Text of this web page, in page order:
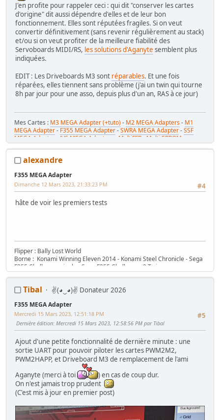
J'en profite pour rappeler ceci : qui dit "conserver les cartes
d'origine" dit aussi dépendre d'elles et de leur bon
fonctionnement. Elles sont réputées fragiles. Si on veut
convertir définitivement (sans revenir régulièrement au stack)
et/ou si on veut profiter de la meilleure fiabilité des
Servoboards MIDI/RS, les solutions d'Aganyte semblent plus
indiquées.
EDIT : Les Driveboards M3 sont réparables. Et une fois
réparées, elles tiennent sans problème (j'ai un twin qui tourne
8h par jour pour une asso, depuis plus d'un an, RAS à ce jour)
Mes Cartes : M3 MEGA Adapter (+tuto) - M2 MEGA Adapters- M1
MEGA Adapter- F355 MEGA Adapter-SWRA MEGA Adapter-SSF
MEGA Adapter
JVS MEGA Adapters
MultiFFB : Multi EPROM pour
Driveboard SEGA-M2toM3-Coin Tower Mini-VR Button Panel
RaceCab Multi sur Initial D
Mes WIP :Fast & Furious Super Bikes
Crisis 4 DX- Pole Position Upright
alexandre
F355 MEGA Adapter
#4
Dimanche 12 Mars 2023, 21:33:23 PM
hâte de voir les premiers tests
Flipper : Bally Lost World
Borne : Konami Winning Eleven 2014 - Konami Steel Chronicle - Sega
F355 Challenger single - Sega F355 Challenger 2 Twin
Tibal ✌(◕‿◕)✌ Donateur 2026
F355 MEGA Adapter
#5
Mercredi 15 Mars 2023, 12:51:18 PM
Dernière édition: Mercredi 15 Mars 2023, 12:58:56 PM par Tibal
Ajout d'une petite fonctionnalité de dernière minute : une
sortie UART pour pouvoir piloter les cartes PWM2M2,
PWM2HAPP, et Driveboard M3 de remplacement de l'ami
Aganyte (merci à toi
) en cas de coup dur.
On n'est jamais trop prudent
(C'est mis à jour en premier post)